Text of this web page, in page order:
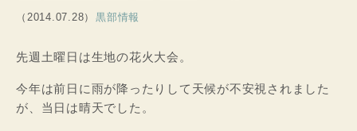
（2014.07.28） 黒部情報
先週土曜日は生地の花火大会。
今年は前日に雨が降ったりして天候が不安視されました
が、当日は晴天でした。